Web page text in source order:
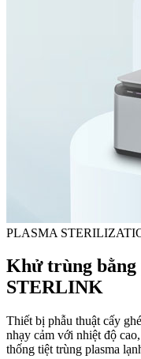
PLASMA
Khử trùng bằng
STERLINK
Thiết bị phẫu thuật cấy
nhạy cảm với nhiệt độ
thống tiệt trùng plasma